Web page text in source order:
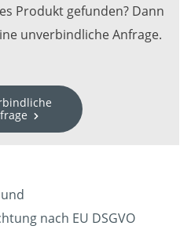
Produkt gefunden? Dann
unverbindliche Anfrage.
nach EU DSGVO